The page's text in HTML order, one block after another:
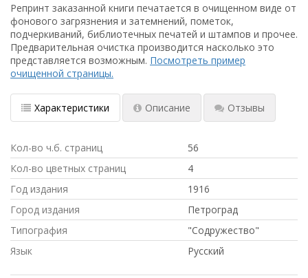
Репринт заказанной книги печатается в очищенном виде от
фонового загрязнения и затемнений, пометок,
подчеркиваний, библиотечных печатей и штампов и прочее.
Предварительная очистка производится насколько это
представляется возможным. Посмотреть пример
очищенной страницы.
Характеристики Описание Отзывы
Кол-во ч.б. страниц
56
Кол-во цветных страниц
4
Год издания
1916
Город издания
Петроград
Типография
"Содружество"
Язык
Русский